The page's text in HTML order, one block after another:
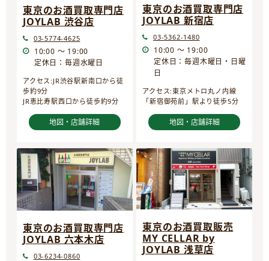
東京のお酒買取専門店
JOYLAB 渋谷店
03-5774-4625
10:00 ～ 19:00
定休日：毎週水曜日
アクセス:JR渋谷駅新南口から徒
歩約9分
JR恵比寿駅西口から徒歩約9分
地図・店舗詳細
東京のお酒買取専門店
JOYLAB 新宿店
03-5362-1480
10:00 ～ 19:00
定休日：毎週木曜日・日曜
日
アクセス:東京メトロ丸ノ内線
「新宿御苑前」駅より徒歩5分
地図・店舗詳細
東京のお酒買取専門店
JOYLAB 六本木店
03-6234-0860
東京のお酒買取販売
MY CELLAR by
JOYLAB 浅草店